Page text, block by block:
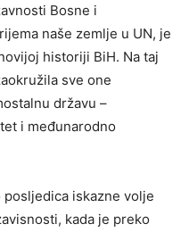
Bosne i
naše zemlje u UN, je
historiji BiH. Na taj
sve one
državu –
i međunarodno
iskazne volje
kada je preko